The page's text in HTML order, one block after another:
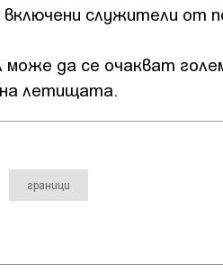
служители от
може да се очакват
летищата.
граници